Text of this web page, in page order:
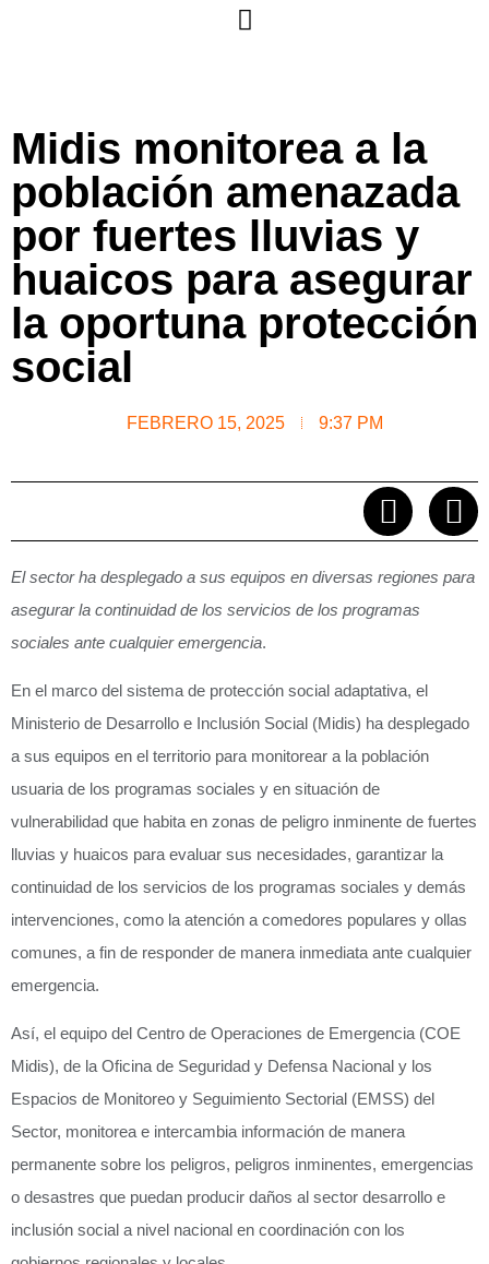
Midis monitorea a la
población amenazada
por fuertes lluvias y
huaicos para asegurar
la oportuna protección
social
FEBRERO 15, 2025 9:37 PM
El sector ha desplegado a sus equipos en diversas regiones para
asegurar la continuidad de los servicios de los programas
sociales ante cualquier emergencia.
En el marco del sistema de protección social adaptativa, el
Ministerio de Desarrollo e Inclusión Social (Midis) ha desplegado
a sus equipos en el territorio para monitorear a la población
usuaria de los programas sociales y en situación de
vulnerabilidad que habita en zonas de peligro inminente de fuertes
lluvias y huaicos para evaluar sus necesidades, garantizar la
continuidad de los servicios de los programas sociales y demás
intervenciones, como la atención a comedores populares y ollas
comunes, a fin de responder de manera inmediata ante cualquier
emergencia.
Así, el equipo del Centro de Operaciones de Emergencia (COE
Midis), de la Oficina de Seguridad y Defensa Nacional y los
Espacios de Monitoreo y Seguimiento Sectorial (EMSS) del
Sector, monitorea e intercambia información de manera
permanente sobre los peligros, peligros inminentes, emergencias
o desastres que puedan producir daños al sector desarrollo e
inclusión social a nivel nacional en coordinación con los